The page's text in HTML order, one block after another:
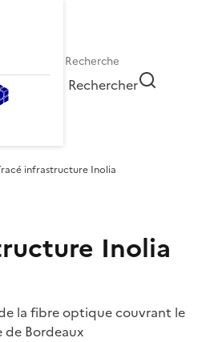
Rechercher
infrastructure Inolia
Inolia
la fibre optique couvrant le
Bordeaux